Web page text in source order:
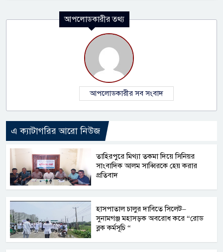
আপলোডকারীর তথ্য
আপলোডকারীর সব সংবাদ
এ ক্যাটাগরির আরো নিউজ
তাহিরপুরে মিথ্যা তকমা দিয়ে সিনিয়র
সাংবাদিক আলম সাব্বিরকে হেয় করার
প্রতিবাদ
হাসপাতাল চালুর দাবিতে সিলেট–
সুনামগঞ্জ মহাসড়ক অবরোধ করে “রোড
ব্লক কর্মসূচি “